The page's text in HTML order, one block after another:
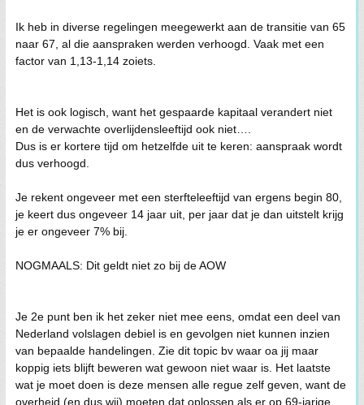
Ik heb in diverse regelingen meegewerkt aan de transitie van 65
naar 67, al die aanspraken werden verhoogd. Vaak met een
factor van 1,13-1,14 zoiets.
Het is ook logisch, want het gespaarde kapitaal verandert niet
en de verwachte overlijdensleeftijd ook niet….
Dus is er kortere tijd om hetzelfde uit te keren: aanspraak wordt
dus verhoogd.
Je rekent ongeveer met een sterfteleeftijd van ergens begin 80,
je keert dus ongeveer 14 jaar uit, per jaar dat je dan uitstelt krijg
je er ongeveer 7% bij.
NOGMAALS: Dit geldt niet zo bij de AOW
Je 2e punt ben ik het zeker niet mee eens, omdat een deel van
Nederland volslagen debiel is en gevolgen niet kunnen inzien
van bepaalde handelingen. Zie dit topic bv waar oa jij maar
koppig iets blijft beweren wat gewoon niet waar is. Het laatste
wat je moet doen is deze mensen alle regue zelf geven, want de
overheid (en dus wij) moeten dat oplossen als er op 69-jarige